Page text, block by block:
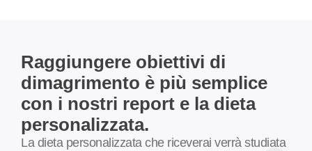
Raggiungere obiettivi di
dimagrimento è più semplice
con i nostri report e la dieta
personalizzata.
La dieta personalizzata che riceverai verrà studiata